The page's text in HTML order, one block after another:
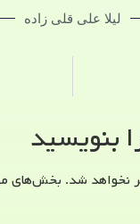
لیلا علی قلی زاده
بنویسید
نخواهد شد. بخش‌های